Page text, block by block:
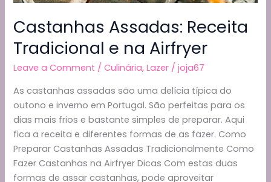
Castanhas Assadas: Receita
Tradicional e na Airfryer
Leave a Comment /Culinária,Lazer /joja67
As castanhas assadas são uma delícia típica do
outono e inverno em Portugal. São perfeitas para os
dias mais frios e bastante simples de preparar. Aqui
fica a receita e diferentes formas de as fazer. Como
Preparar Castanhas Assadas Tradicionalmente Como
Fazer Castanhas na Airfryer Dicas Com estas duas
formas de assar castanhas, pode aproveitar